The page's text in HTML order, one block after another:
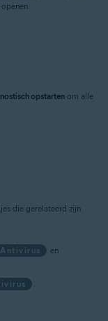
opstarten om alle
die gerelateerd zijn
en
.